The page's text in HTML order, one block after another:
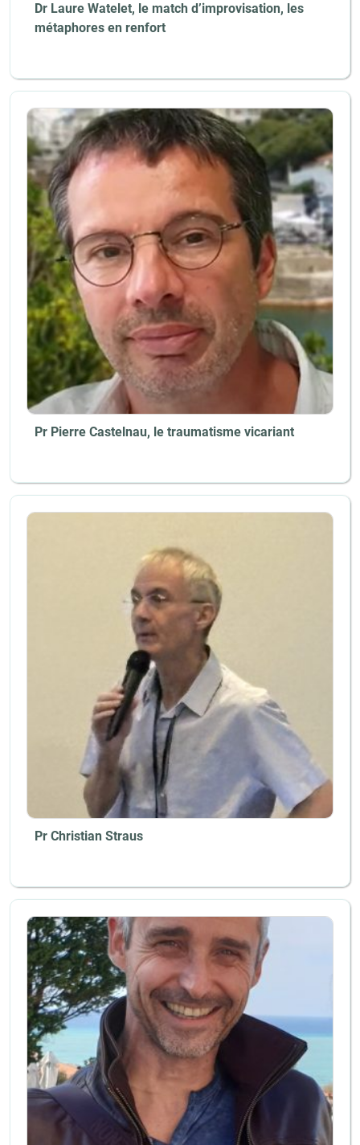
Dr Laure Watelet, le match d’improvisation, les
métaphores en renfort
Pr Pierre Castelnau, le traumatisme vicariant
Pr Christian Straus